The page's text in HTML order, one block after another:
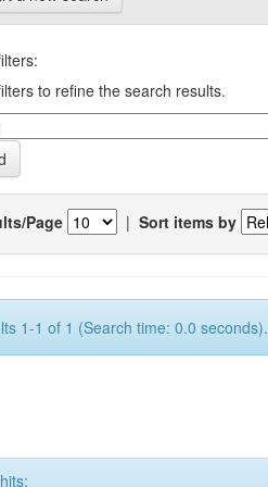
to refine the search results.
Page | Sort items by
1-1 of 1 (Search time: 0.0 seconds).